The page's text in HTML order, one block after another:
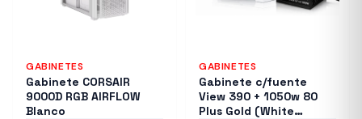
GABINETES
Gabinete CORSAIR
9000D RGB AIRFLOW
Blanco
GABINETES
Gabinete c/fuente
View 390 + 1050w 80
Plus Gold (White